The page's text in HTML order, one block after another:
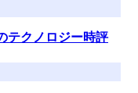
テクノロジー時評